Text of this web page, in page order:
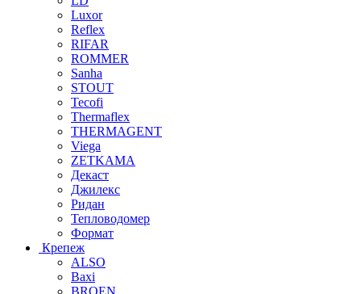
Luxor
Reflex
RIFAR
ROMMER
Sanha
STOUT
Tecofi
Thermaflex
THERMAGENT
Viega
ZETKAMA
Декаст
Джилекс
Ридан
Тепловодомер
Формат
Крепеж
ALSO
Baxi
BROEN